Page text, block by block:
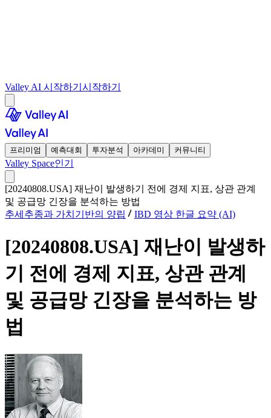
Valley AI 시작하기 시작하기
프리미엄 예측대회 투자분석 아카데미 커뮤니티
Valley Space인기
[20240808.USA] 재난이 발생하기 전에 경제 지표, 상관 관계
및 공급망 긴장을 분석하는 방법
추세추종과 가치기반의 양립
IBD 영상 한글 요약 (AI)
[20240808.USA] 재난이 발생하
기 전에 경제 지표, 상관 관계
및 공급망 긴장을 분석하는 방
법